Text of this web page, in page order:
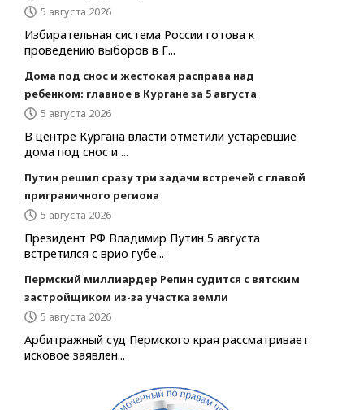
5 августа 2026
Избирательная система России готова к
проведению выборов в Г...
Дома под снос и жестокая расправа над
ребенком: главное в Кургане за 5 августа
5 августа 2026
В центре Кургана власти отметили устаревшие
дома под снос и ...
Путин решил сразу три задачи встречей с главой
приграничного региона
5 августа 2026
Президент РФ Владимир Путин 5 августа
встретился с врио губе...
Пермский миллиардер Репин судится с вятским
застройщиком из-за участка земли
5 августа 2026
Арбитражный суд Пермского края рассматривает
исковое заявлен...